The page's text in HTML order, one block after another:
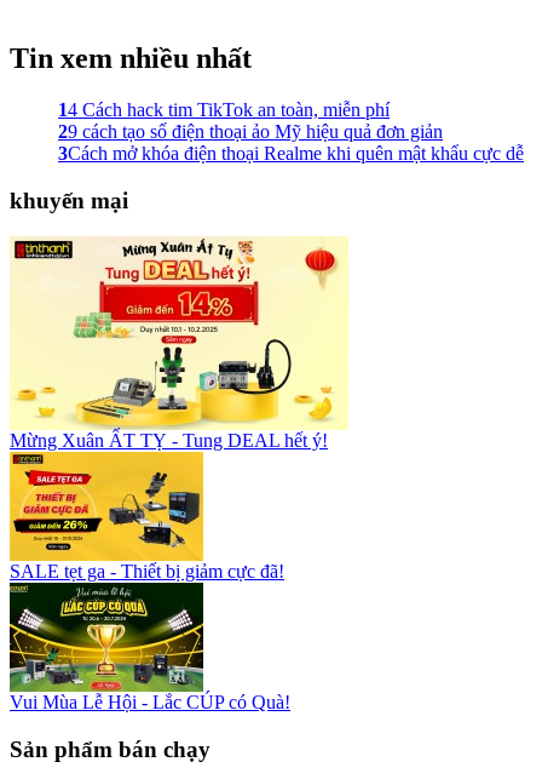
Tin xem nhiều nhất
14 Cách hack tim TikTok an toàn, miễn phí
29 cách tạo số điện thoại ảo Mỹ hiệu quả đơn giản
3Cách mở khóa điện thoại Realme khi quên mật khẩu cực dễ
khuyến mại
Mừng Xuân ẤT TỴ - Tung DEAL hết ý!
SALE tẹt ga - Thiết bị giảm cực đã!
Vui Mùa Lễ Hội - Lắc CÚP có Quà!
Sản phẩm bán chạy